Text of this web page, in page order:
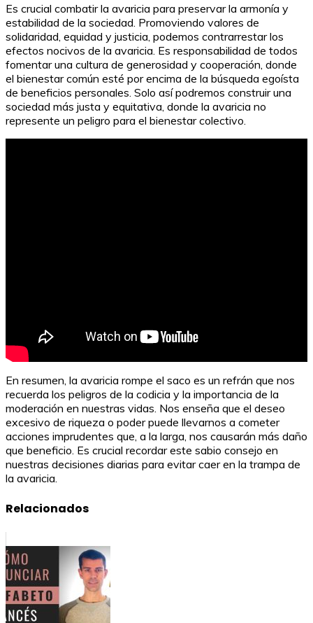
Es crucial combatir la avaricia para preservar la armonía y
estabilidad de la sociedad. Promoviendo valores de
solidaridad, equidad y justicia, podemos contrarrestar los
efectos nocivos de la avaricia. Es responsabilidad de todos
fomentar una cultura de generosidad y cooperación, donde
el bienestar común esté por encima de la búsqueda egoísta
de beneficios personales. Solo así podremos construir una
sociedad más justa y equitativa, donde la avaricia no
represente un peligro para el bienestar colectivo.
En resumen, la avaricia rompe el saco es un refrán que nos
recuerda los peligros de la codicia y la importancia de la
moderación en nuestras vidas. Nos enseña que el deseo
excesivo de riqueza o poder puede llevarnos a cometer
acciones imprudentes que, a la larga, nos causarán más daño
que beneficio. Es crucial recordar este sabio consejo en
nuestras decisiones diarias para evitar caer en la trampa de
la avaricia.
Relacionados